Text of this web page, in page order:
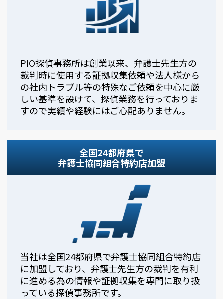
PIO探偵事務所は創業以来、弁護士先生方の
裁判時に使用する証拠収集依頼や法人様から
の社内トラブル等の特殊なご依頼を中心に厳
しい基準を設けて、探偵業務を行っておりま
すので実績や経験にはご心配ありません。
全国24都府県で
弁護士協同組合特約店加盟
当社は全国24都府県で弁護士協同組合特約店
に加盟しており、弁護士先生方の裁判を有利
に進める為の情報や証拠収集を専門に取り扱
っている探偵事務所です。